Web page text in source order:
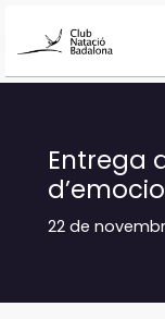
Entrega
22 de